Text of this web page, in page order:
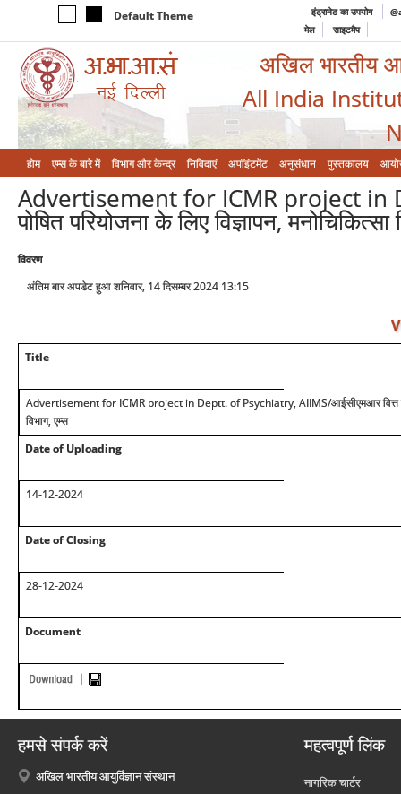
Default Theme इंट्रानेट का उपयोग
मेल
साइटमैप
अखिल भारतीय
All India
होम एम्‍स के बारे में विभाग और केन्‍द्र निविदाएं अपॉइंटमेंट अनुसंधान पुस्तकालय
Advertisement for ICMR project in
पोषित परियोजना के लिए विज्ञापन, मनोचिकित्सा
विवरण
अंतिम बार अपडेट हुआ शनिवार, 14 दिसम्बर 2024 13:15
Title
Advertisement for ICMR project in Deptt. of Psychiatry, AIIMS/आईसीएमआर वित्त
विभाग, एम्स
Date of Uploading
14-12-2024
Date of Closing
28-12-2024
Document
हमसे संपर्क करें
अखिल भारतीय आयुर्विज्ञान संस्थान
महत्वपूर्ण लिंक
नागरिक चार्टर